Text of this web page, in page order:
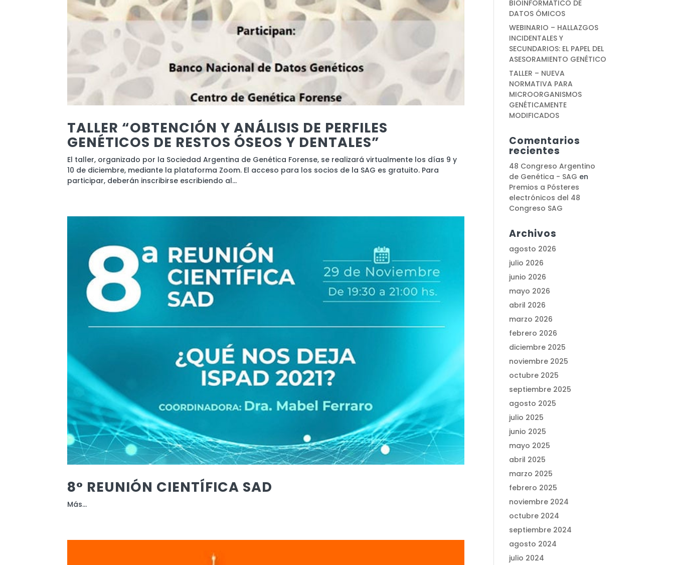
TALLER “OBTENCIÓN Y ANÁLISIS DE PERFILES
GENÉTICOS DE RESTOS ÓSEOS Y DENTALES”
El taller, organizado por la Sociedad Argentina de Genética Forense, se realizará virtualmente los días 9 y
10 de diciembre, mediante la plataforma Zoom. El acceso para los socios de la SAG es gratuito. Para
participar, deberán inscribirse escribiendo al...
8° REUNIÓN CIENTÍFICA SAD
Más...
BIOINFORMÁTICO DE
DATOS ÓMICOS
WEBINARIO – HALLAZGOS
INCIDENTALES Y
SECUNDARIOS: EL PAPEL DEL
ASESORAMIENTO GENÉTICO
TALLER – NUEVA
NORMATIVA PARA
MICROORGANISMOS
GENÉTICAMENTE
MODIFICADOS
Comentarios
recientes
48 Congreso Argentino
de Genética - SAG en
Premios a Pósteres
electrónicos del 48
Congreso SAG
Archivos
agosto 2026
julio 2026
junio 2026
mayo 2026
abril 2026
marzo 2026
febrero 2026
diciembre 2025
noviembre 2025
octubre 2025
septiembre 2025
agosto 2025
julio 2025
junio 2025
mayo 2025
abril 2025
marzo 2025
febrero 2025
noviembre 2024
octubre 2024
septiembre 2024
agosto 2024
julio 2024